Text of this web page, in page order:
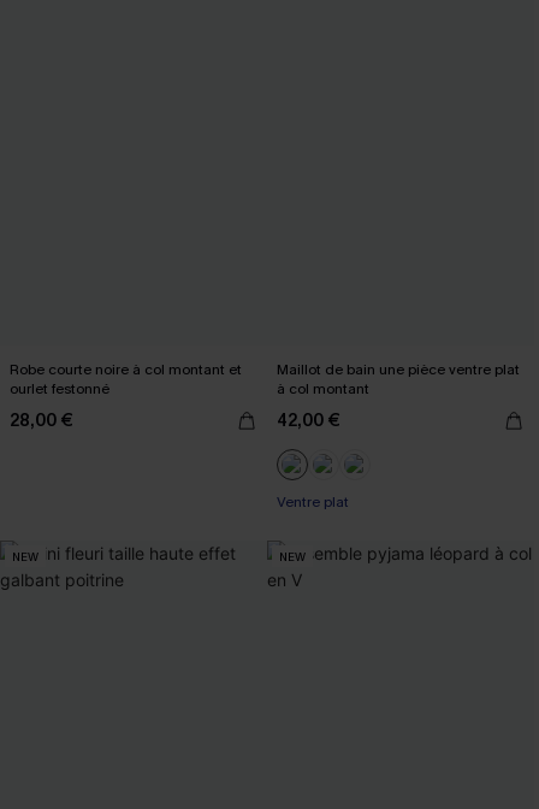
Robe courte noire à col montant et
ourlet festonné
28,00 €
Maillot de bain une pièce ventre plat
à col montant
42,00 €
Ventre plat
NEW NEW